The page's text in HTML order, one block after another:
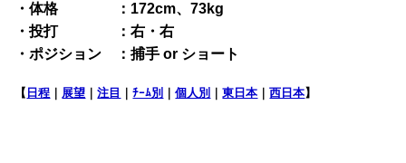
・体格 ：172cm、73kg
・投打 ：右・右
・ポジション ：捕手 or ショート
【 日程 ｜ 展望 ｜注目 ｜ﾁｰﾑ別 ｜個人別 ｜東日本 ｜西日本】